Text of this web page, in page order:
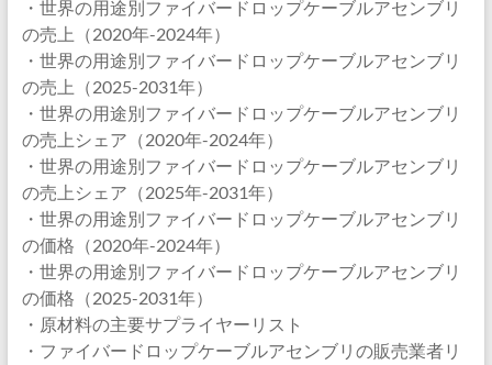
・世界の用途別ファイバードロップケーブルアセンブリ
の売上（2020年-2024年）
・世界の用途別ファイバードロップケーブルアセンブリ
の売上（2025-2031年）
・世界の用途別ファイバードロップケーブルアセンブリ
の売上シェア（2020年-2024年）
・世界の用途別ファイバードロップケーブルアセンブリ
の売上シェア（2025年-2031年）
・世界の用途別ファイバードロップケーブルアセンブリ
の価格（2020年-2024年）
・世界の用途別ファイバードロップケーブルアセンブリ
の価格（2025-2031年）
・原材料の主要サプライヤーリスト
・ファイバードロップケーブルアセンブリの販売業者リ